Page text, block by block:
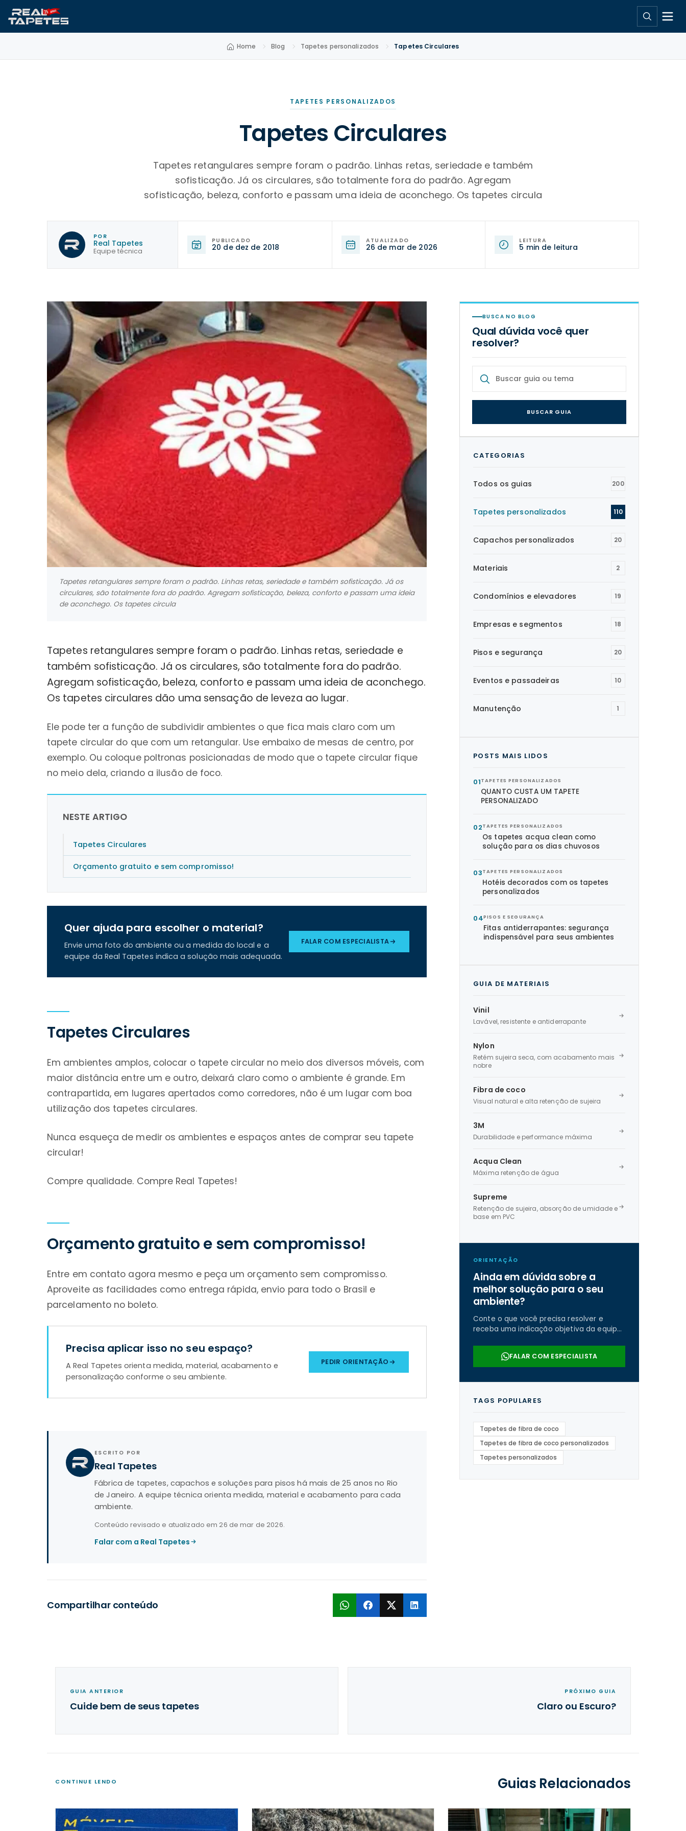
Home Blog Tapetes personalizados Tapetes Circulares
TAPETES PERSONALIZADOS
Tapetes Circulares
Tapetes retangulares sempre foram o padrão. Linhas retas, seriedade e também
sofisticação. Já os circulares, são totalmente fora do padrão. Agregam
sofisticação, beleza, conforto e passam uma ideia de aconchego. Os tapetes circula
POR
Real Tapetes
Equipe técnica
PUBLICADO
20 de dez de 2018
ATUALIZADO
26 de mar de 2026
LEITURA
5 min de leitura
Tapetes retangulares sempre foram o padrão. Linhas retas, seriedade e também sofisticação. Já os
circulares, são totalmente fora do padrão. Agregam sofisticação, beleza, conforto e passam uma ideia
de aconchego. Os tapetes circula
Tapetes retangulares sempre foram o padrão. Linhas retas, seriedade e
também sofisticação. Já os circulares, são totalmente fora do padrão.
Agregam sofisticação, beleza, conforto e passam uma ideia de aconchego.
Os tapetes circulares dão uma sensação de leveza ao lugar.
Ele pode ter a função de subdividir ambientes o que fica mais claro com um
tapete circular do que com um retangular. Use embaixo de mesas de centro, por
exemplo. Ou coloque poltronas posicionadas de modo que o tapete circular fique
no meio dela, criando a ilusão de foco.
NESTE ARTIGO
Tapetes Circulares
Orçamento gratuito e sem compromisso!
Quer ajuda para escolher o material?
Envie uma foto do ambiente ou a medida do local e a
equipe da Real Tapetes indica a solução mais adequada.
FALAR COM ESPECIALISTA
Tapetes Circulares
Em ambientes amplos, colocar o tapete circular no meio dos diversos móveis, com
maior distância entre um e outro, deixará claro como o ambiente é grande. Em
contrapartida, em lugares apertados como corredores, não é um lugar com boa
utilização dos tapetes circulares.
Nunca esqueça de medir os ambientes e espaços antes de comprar seu tapete
circular!
Compre qualidade. Compre Real Tapetes!
Orçamento gratuito e sem compromisso!
Entre em contato agora mesmo e peça um orçamento sem compromisso.
Aproveite as facilidades como entrega rápida, envio para todo o Brasil e
parcelamento no boleto.
Precisa aplicar isso no seu espaço?
A Real Tapetes orienta medida, material, acabamento e
personalização conforme o seu ambiente.
PEDIR ORIENTAÇÃO
ESCRITO POR
Real Tapetes
Fábrica de tapetes, capachos e soluções para pisos há mais de 25 anos no Rio
de Janeiro. A equipe técnica orienta medida, material e acabamento para cada
ambiente.
Conteúdo revisado e atualizado em26 de mar de 2026.
Falar com a Real Tapetes
Compartilhar conteúdo
BUSCA NO BLOG
Qual dúvida você quer
resolver?
BUSCAR GUIA
CATEGORIAS
Todos os guias 200
Tapetes personalizados 110
Capachos personalizados 20
Materiais 2
Condomínios e elevadores 19
Empresas e segmentos 18
Pisos e segurança 20
Eventos e passadeiras 10
Manutenção 1
POSTS MAIS LIDOS
01TAPETES PERSONALIZADOS
QUANTO CUSTA UM TAPETE
PERSONALIZADO
02TAPETES PERSONALIZADOS
Os tapetes acqua clean como
solução para os dias chuvosos
03TAPETES PERSONALIZADOS
Hotéis decorados com os tapetes
personalizados
04PISOS E SEGURANÇA
Fitas antiderrapantes: segurança
indispensável para seus ambientes
GUIA DE MATERIAIS
Vinil
Lavável, resistente e antiderrapante
Nylon
Retém sujeira seca, com acabamento mais
nobre
Fibra de coco
Visual natural e alta retenção de sujeira
3M
Durabilidade e performance máxima
Acqua Clean
Máxima retenção de água
Supreme
Retenção de sujeira, absorção de umidade e
base em PVC
ORIENTAÇÃO
Ainda em dúvida sobre a
melhor solução para o seu
ambiente?
Conte o que você precisa resolver e
receba uma indicação objetiva da equipe
FALAR COM ESPECIALISTA
TAGS POPULARES
Tapetes de fibra de coco
Tapetes de fibra de coco personalizados
Tapetes personalizados
GUIA ANTERIOR
Cuide bem de seus tapetes
PRÓXIMO GUIA
Claro ou Escuro?
CONTINUE LENDO Guias Relacionados